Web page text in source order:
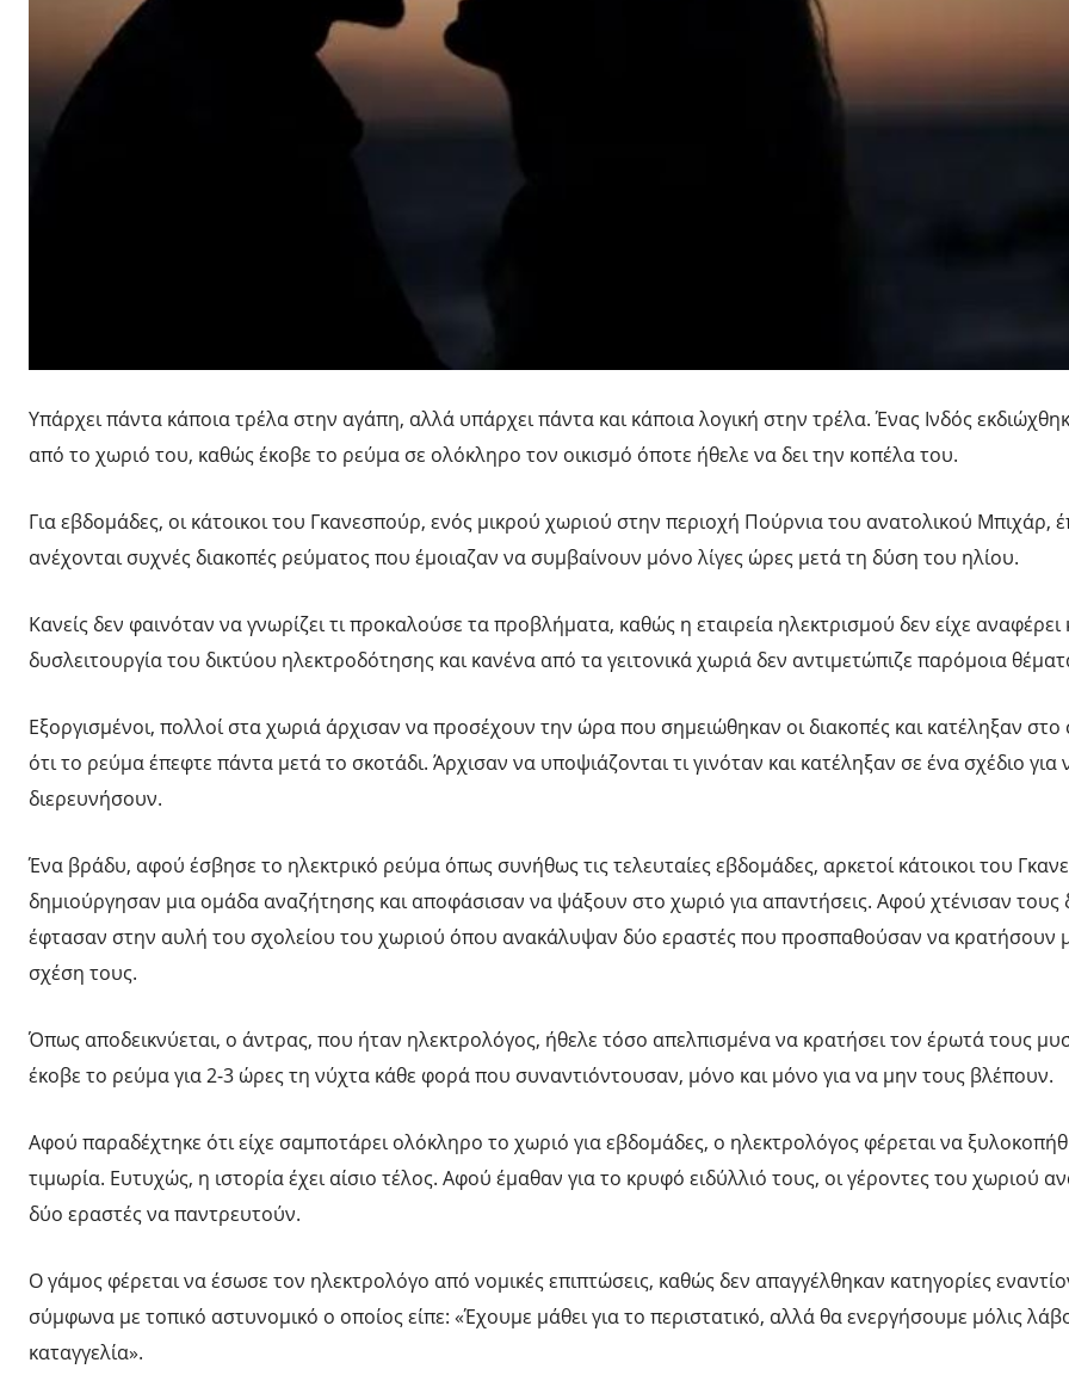
Υπάρχει πάντα κάποια τρέλα στην αγάπη, αλλά υπάρχει πάντα και κάποια λογική στην τρέλα. Ένας Ινδός
από το χωριό του, καθώς έκοβε το ρεύμα σε ολόκληρο τον οικισμό όποτε ήθελε να δει την κοπέλα του.
Για εβδομάδες, οι κάτοικοι του Γκανεσπούρ, ενός μικρού χωριού στην περιοχή Πούρνια του ανατολικού Μπιχάρ,
ανέχονται συχνές διακοπές ρεύματος που έμοιαζαν να συμβαίνουν μόνο λίγες ώρες μετά τη δύση του ηλίου.
Κανείς δεν φαινόταν να γνωρίζει τι προκαλούσε τα προβλήματα, καθώς η εταιρεία ηλεκτρισμού δεν είχε αναφέρει
δυσλειτουργία του δικτύου ηλεκτροδότησης και κανένα από τα γειτονικά χωριά δεν αντιμετώπιζε παρόμοια
Εξοργισμένοι, πολλοί στα χωριά άρχισαν να προσέχουν την ώρα που σημειώθηκαν οι διακοπές και κατέληξαν
ότι το ρεύμα έπεφτε πάντα μετά το σκοτάδι. Άρχισαν να υποψιάζονται τι γινόταν και κατέληξαν σε ένα σχέδιο για
διερευνήσουν.
Ένα βράδυ, αφού έσβησε το ηλεκτρικό ρεύμα όπως συνήθως τις τελευταίες εβδομάδες, αρκετοί κάτοικοι του
δημιούργησαν μια ομάδα αναζήτησης και αποφάσισαν να ψάξουν στο χωριό για απαντήσεις. Αφού χτένισαν τους
έφτασαν στην αυλή του σχολείου του χωριού όπου ανακάλυψαν δύο εραστές που προσπαθούσαν να κρατήσουν
σχέση τους.
Όπως αποδεικνύεται, ο άντρας, που ήταν ηλεκτρολόγος, ήθελε τόσο απελπισμένα να κρατήσει τον έρωτά τους
έκοβε το ρεύμα για 2-3 ώρες τη νύχτα κάθε φορά που συναντιόντουσαν, μόνο και μόνο για να μην τους βλέπουν.
Αφού παραδέχτηκε ότι είχε σαμποτάρει ολόκληρο το χωριό για εβδομάδες, ο ηλεκτρολόγος φέρεται να
τιμωρία. Ευτυχώς, η ιστορία έχει αίσιο τέλος. Αφού έμαθαν για το κρυφό ειδύλλιό τους, οι γέροντες του χωριού
δύο εραστές να παντρευτούν.
Ο γάμος φέρεται να έσωσε τον ηλεκτρολόγο από νομικές επιπτώσεις, καθώς δεν απαγγέλθηκαν κατηγορίες
σύμφωνα με τοπικό αστυνομικό ο οποίος είπε: «Έχουμε μάθει για το περιστατικό, αλλά θα ενεργήσουμε μόλις
καταγγελία».